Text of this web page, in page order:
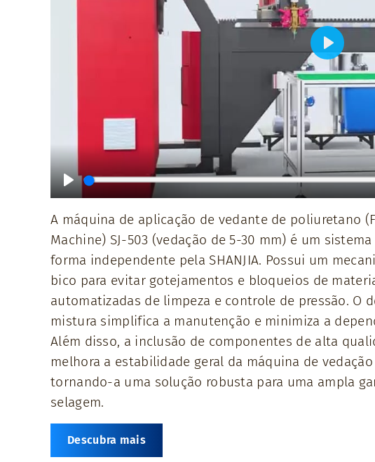
Play
Play
A máquina de aplicação de vedante de poliuretano
Machine) SJ-503 (vedação de 5-30 mm) é um
forma independente pela SHANJIA. Possui um
bico para evitar gotejamentos e bloqueios de
automatizadas de limpeza e controle de pressão. O
mistura simplifica a manutenção e minimiza a
Além disso, a inclusão de componentes de alta
melhora a estabilidade geral da máquina de
tornando-a uma solução robusta para uma ampla
selagem.
Descubra mais